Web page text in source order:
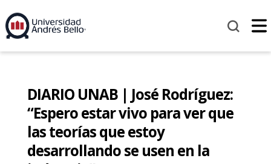
DIARIO UNAB | José Rodríguez:
“Espero estar vivo para ver que
las teorías que estoy
desarrollando se usen en la